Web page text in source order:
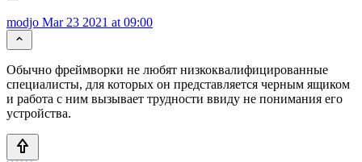
modjo Mar 23 2021 at 09:00
Обычно фреймворки не любят низкоквалифицированные
специалисты, для которых он представляется черным ящиком
и работа с ним вызывает трудности ввиду не понимания его
устройства.